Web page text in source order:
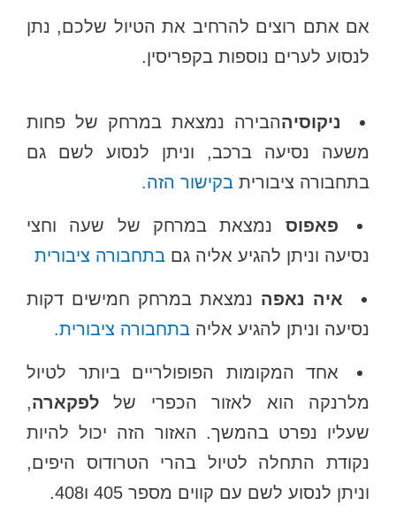
אם אתם רוצים להרחיב את הטיול שלכם, נתן
לנסוע לערים נוספות בקפריסין.
ניקוסיההבירה נמצאת במרחק של פחות
משעה נסיעה ברכב, וניתן לנסוע לשם גם
בתחבורה ציבורית בקישור הזה.
פאפוס
נמצאת במרחק של שעה וחצי
נסיעה וניתן להגיע אליה גם בתחבורה ציבורית
איה נאפהנמצאת במרחק חמישים דקות
נסיעה וניתן להגיע אליה בתחבורה ציבורית.
אחד המקומות הפופולריים ביותר לטיול
מלרנקה הוא לאזור הכפרי של לפקארה,
שעליו נפרט בהמשך. האזור הזה יכול להיות
נקודת התחלה לטיול בהרי הטרודוס היפים,
וניתן לנסוע לשם עם קווים מספר 405 ו408.